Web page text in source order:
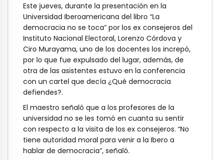
Este jueves, durante la presentación en la
Universidad Iberoamericana del libro “La
democracia no se toca” por los ex consejeros del
Instituto Nacional Electoral, Lorenzo Córdova y
Ciro Murayama, uno de los docentes los increpó,
por lo que fue expulsado del lugar, además, de
otra de las asistentes estuvo en la conferencia
con un cartel que decía ¿Qué democracia
defiendes?.
El maestro señaló que a los profesores de la
universidad no se les tomó en cuanta su sentir
con respecto a la visita de los ex consejeros. “No
tiene autoridad moral para venir a la Ibero a
hablar de democracia”, señaló.